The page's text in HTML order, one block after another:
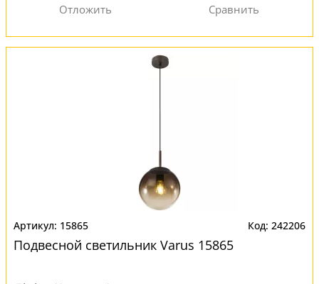
15865 242206
Подвесной светильник Varus 15865